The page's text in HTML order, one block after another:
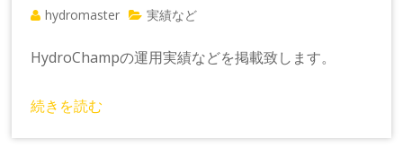
hydromaster 実績など
HydroChampの運用実績などを掲載致します。
続きを読む